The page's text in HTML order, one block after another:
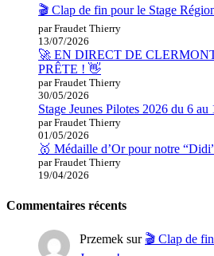
🎬 Clap de fin pour le Stage
par Fraudet Thierry
13/07/2026
🚀 EN DIRECT DE
PRÊTE ! 👋
par Fraudet Thierry
30/05/2026
Stage Jeunes Pilotes 2026 du 6 au
par Fraudet Thierry
01/05/2026
🥇 Médaille d’Or pour notre
par Fraudet Thierry
19/04/2026
Commentaires récents
Przemek sur 🎬 Clap de